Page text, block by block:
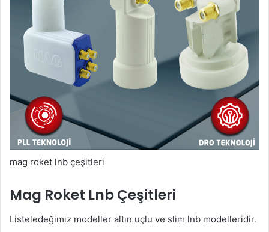
mag roket lnb çeşitleri
Mag Roket Lnb Çeşitleri
Listeledeğimiz modeller altın uçlu ve slim lnb modelleridir.